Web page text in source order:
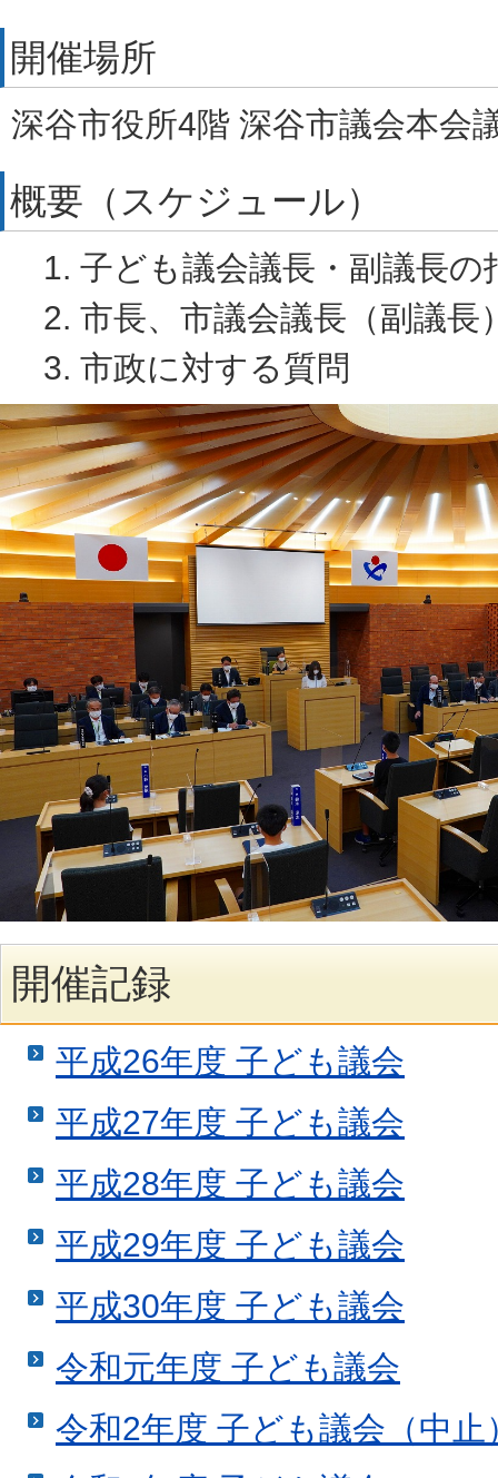
開催場所
深谷市役所4階 深谷市議会本会
概要（スケジュール）
子ども議会議長・副議長の
市長、市議会議長（副議長
市政に対する質問
開催記録
平成26年度 子ども議会
平成27年度 子ども議会
平成28年度 子ども議会
平成29年度 子ども議会
平成30年度 子ども議会
令和元年度 子ども議会
令和2年度 子ども議会（中止